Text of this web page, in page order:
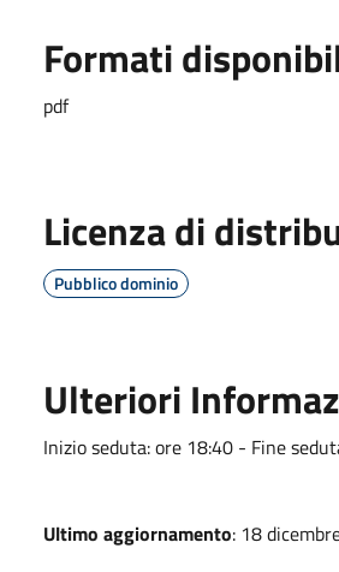
Formati
pdf
Licenza di
Pubblico dominio
Ulteriori
Inizio seduta: ore 18:40 - Fine
Ultimo aggiornamento: 18